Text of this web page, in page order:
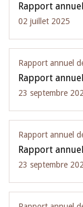
Rapport
02 juillet 2025
Rapport annuel
Rapport
23 septembre
Rapport annuel
Rapport
23 septembre